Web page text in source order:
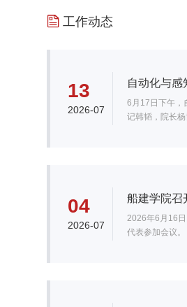
工作动态
13
2026-07
自动化与
6月17日下午，
记韩韬，院长
04
2026-07
船建学院召
2026年6月16
代表参加会议。